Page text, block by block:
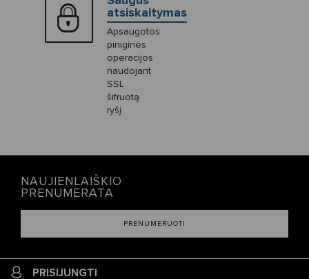
atsiskaitymas
Apsaugotos
piniginės
operacijos
naudojant
SSL
šifruotą
ryšį
NAUJIENLAIŠKIO
PRENUMERATA
PRENUMERUOTI
PRISIJUNGTI